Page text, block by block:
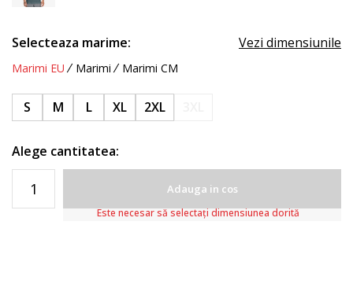
Selecteaza marime: Vezi dimensiunile
Marimi EU Marimi Marimi CM
S M L XL 2XL
Alege cantitatea:
Adauga in cos
Este necesar să selectați dimensiunea dorită